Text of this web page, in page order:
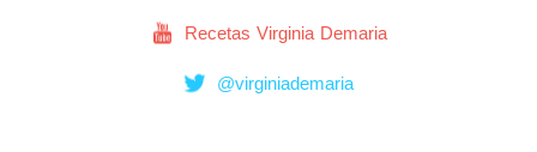
Recetas Virginia Demaria
@virginiademaria